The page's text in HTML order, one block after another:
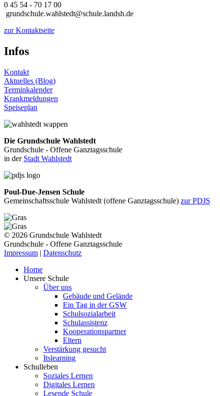
0 45 54 - 70 17 00
grundschule.wahlstedt@schule.landsh.de
zur Kontaktseite
Infos
Kontakt
Aktuelles (Blog)
Terminkalender
Krankmeldungen
Speiseplan
Die Grundschule Wahlstedt
Grundschule - Offene Ganztagsschule
in der Stadt Wahlstedt
Poul-Due-Jensen Schule
Gemeinschaftsschule Wahlstedt (offene Ganztagsschule) zur PDJS
© 2026 Grundschule Wahlstedt
Grundschule - Offene Ganztagsschule
Impressum | Datenschutz
Home
Unsere Schule
Über uns
Gebäude und Gelände
Ein Tag in der GSW
Schulsozialarbeit
Schulassistenz
Kooperationspartner
Eltern
Verstärkung gesucht
Itslearning
Schulleben
Soziales Lernen
Digitales Lernen
Lesende Schule